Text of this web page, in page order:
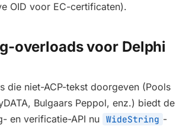
OID voor EC-certificaten).
overloads voor Delphi
die niet-ACP-tekst doorgeven (Pools
Bulgaars Peppol, enz.) biedt de
en verificatie-API nu WideString -